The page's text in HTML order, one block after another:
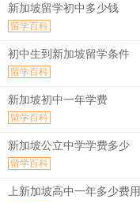
新加坡留学初中多少钱
留学百科
初中生到新加坡留学条件
留学百科
新加坡初中一年学费
留学百科
新加坡公立中学学费多少
留学百科
上新加坡高中一年多少费用